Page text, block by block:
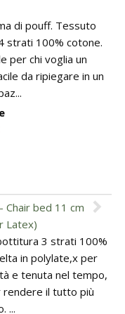
di pouff. Tessuto
strati 100% cotone.
per chi voglia un
da ripiegare in un
Chair bed 11 cm
Latex)
3 strati 100%
in polylate,x per
e tenuta nel tempo,
rendere il tutto più
...